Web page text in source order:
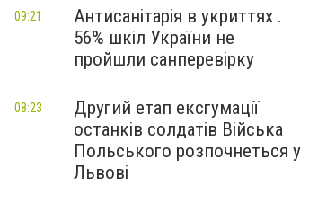
Антисанітарія в укриттях .
56% шкіл України не
пройшли санперевірку
09:21
Другий етап ексгумації
останків солдатів Війська
Польського розпочнеться у
Львові
08:23